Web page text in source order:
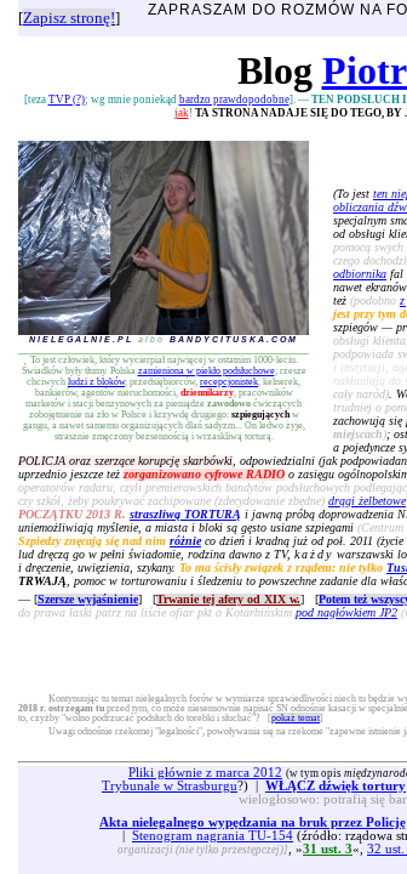
[Zapisz stronę!] ZAPRASZAM DO ROZMÓW NA
Blog
[teza TVP (?); wg mnie poniekąd bardzo prawdopodobne]. — TEN PODSŁUCH
jak! TA STRONA NADAJE SIĘ DO TEGO,
NIELEGALNIE.PL albo BANDYCITUSKA.COM
To jest człowiek, który wycierpiał najwięcej w ostatnim 1000-leciu.
Świadków były tłumy. Polska zamieniona w piekło podsłuchowe; rzesze
chciwych ludzi z bloków, przedsiębiorców, recepcjonistek, kelnerek,
bankierów, agentów nieruchomości, dziennikarzy, pracowników
marketów i stacji benzynowych za pieniądze zawodowo ćwiczących
zobojętnienie na zło w Polsce i krzywdę drugiego: szpiegującychw
gangu, a nawet samemu organizujących dlań sadyzm... On ledwo żyje,
strasznie zmęczony bezsennością i wrzaskliwą torturą.
(To jest ten
obliczania
specjalnym
od obsługi
pomocą
czego
odbiornika fal
nawet
też (podobno z
jest przy tym
szpiegów —
obsługi
podpowiada
i instytucji,
nakłaniają do
cały naród) .
trudniej o
zachowują się
miejscach );
a pojedyncze
POLICJA oraz szerzące korupcję skarbówki , odpowiedzialni (jak
uprzednio jeszcze też zorganizowano cyfrowe RADIO o zasięgu
operatorów radaru, czyli premierowskich bandytów podsłuchowych
czy szkół, żeby poukrywać zachipowane (zdecydowanie zbędne) drągi żelbetowe
POCZĄTKU 2013 R. straszliwą TORTURĄ i jawną próbą doprowadzenia
uniemożliwiają myślenie, a miasta i bloki są gęsto usiane szpiegami (Centrum
Szpiedzy znęcają się nad nim różnieco dzień i kradną już od poł. 2011 (życie
lud dręczą go w pełni świadomie, rodzina dawno z TV, każdy warszawski
i dręczenie, uwięzienia, szykany. To ma ścisły związek z rządem: nie tylko
TRWAJĄ , pomoc w torturowaniu i śledzeniu to powszechne zadanie dla
— [Szersze wyjaśnienie] [Trwanie tej afery od XIX w.] [Potem też
do prawa łaski patrz na liście ofiar pkt o Kotarbińskim pod nagłówkiem JP2
Kontynuując tu temat nielegalnych forów w wymiarze sprawiedliwości niech tu będzie
2018 r. ostrzegam tu przed tym, co może niesensownie napisać SN odnośnie kasacji w
to, czyżby "wolno podrzucać podsłuch do torebki i słuchać"? [pokaż temat]
Uwagi odnośnie rzekomej "legalności", powoływania się na rzekome "zapewne
Pliki głównie z marca 2012 (w tym opis
Trybunale w Strasburgu?) | WŁĄCZ dźwięk tortury
wielogłosowo: potrafią się
Akta nielegalnego wypędzania na bruk przez Policję
Stenogram nagrania TU-154 (źródło: rządowa
organizacji (nie tylko przestępczej)]
, »31 ust. 3«, 32 ust.